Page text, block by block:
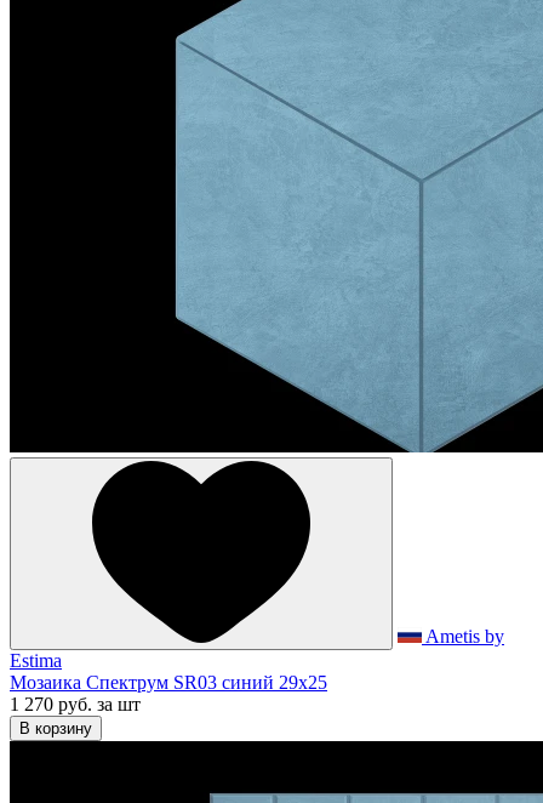
Ametis by
Estima
Мозаика Спектрум SR03 синий 29x25
1 270 руб. за шт
В корзину